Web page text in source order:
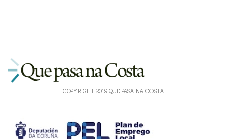
COPYRIGHT 2019 QUE PASA NA COSTA